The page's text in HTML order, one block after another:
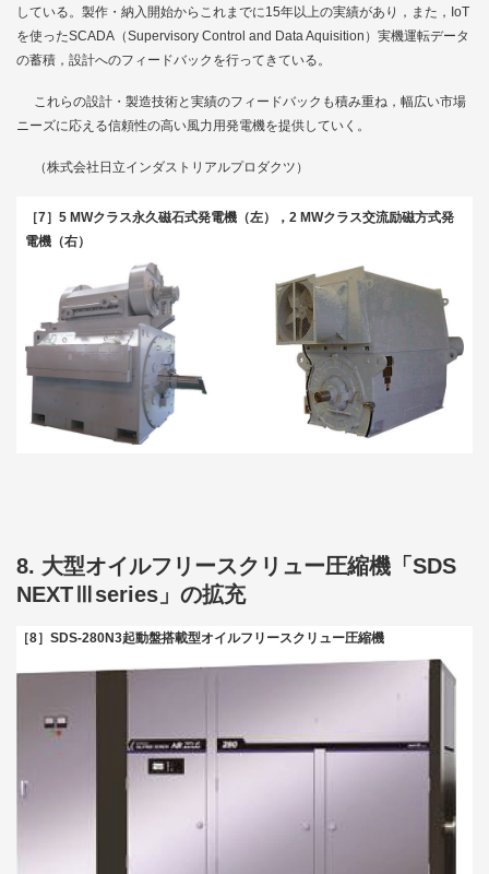
している。製作・納入開始からこれまでに15年以上の実績があり，また，IoT
を使ったSCADA（Supervisory Control and Data Aquisition）実機運転データ
の蓄積，設計へのフィードバックを行ってきている。
これらの設計・製造技術と実績のフィードバックも積み重ね，幅広い市場
ニーズに応える信頼性の高い風力用発電機を提供していく。
（株式会社日立インダストリアルプロダクツ）
［7］5 MWクラス永久磁石式発電機（左），2 MWクラス交流励磁方式発
電機（右）
8. 大型オイルフリースクリュー圧縮機「SDS
NEXTⅢseries」の拡充
［8］SDS-280N3起動盤搭載型オイルフリースクリュー圧縮機